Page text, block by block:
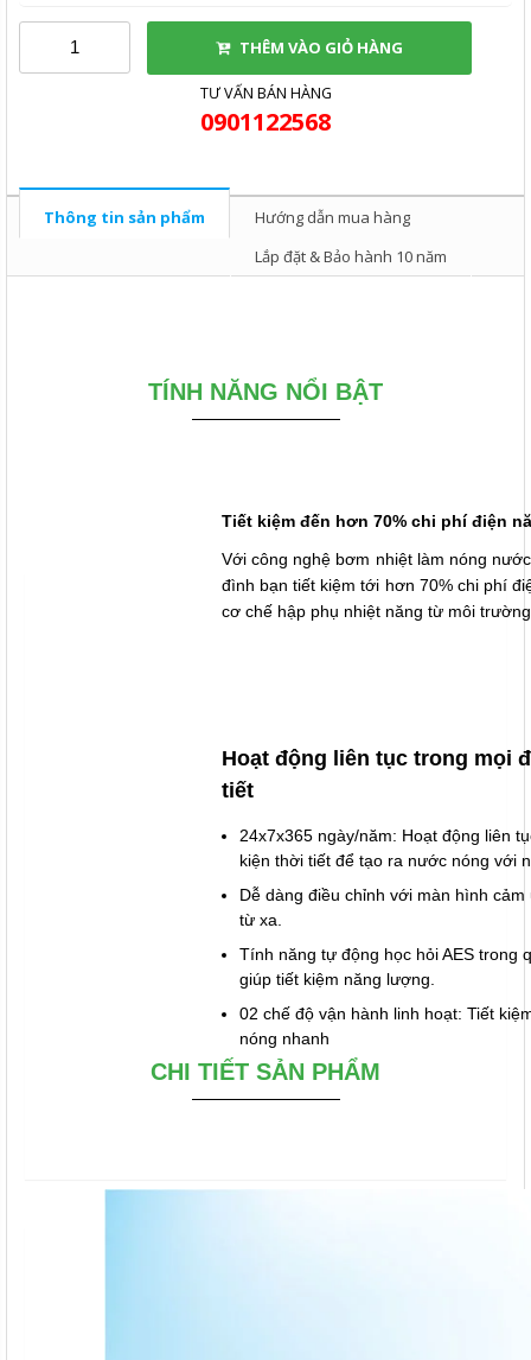
THÊM VÀO GIỎ HÀNG
TƯ VẤN BÁN HÀNG
0901122568
Thông tin sản phẩm
Hướng dẫn mua hàng
Lắp đặt & Bảo hành 10 năm
TÍNH NĂNG NỔI BẬT
Tiết kiệm đến hơn 70% chi phí điện
Với công nghệ bơm nhiệt làm nóng
đình bạn tiết kiệm tới hơn 70% chi phí
cơ chế hập phụ nhiệt năng từ môi
Hoạt động liên tục trong mọi
tiết
24x7x365 ngày/năm: Hoạt động liên
kiện thời tiết để tạo ra nước nóng với
Dễ dàng điều chỉnh với màn hình
từ xa.
Tính năng tự động học hỏi AES trong
giúp tiết kiệm năng lượng.
02 chế độ vận hành linh hoạt: Tiết
nóng nhanh
CHI TIẾT SẢN PHẨM